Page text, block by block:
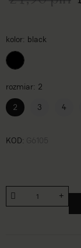
kolor black
rozmiar 2
2
3 4
KOD